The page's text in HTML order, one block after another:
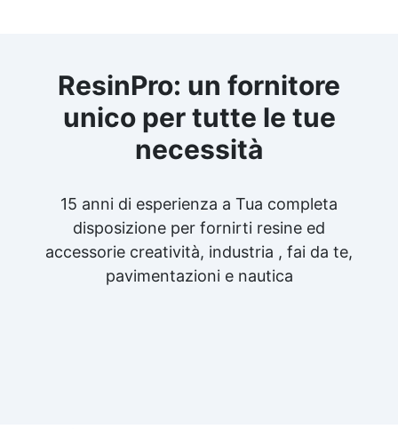
ResinPro: un fornitore
unico per tutte le tue
necessità
15 anni di esperienza a Tua completa
disposizione per fornirti resine ed
accessorie creatività, industria , fai da te,
pavimentazioni e nautica